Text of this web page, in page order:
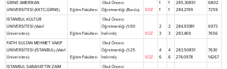
GİRNE AMERİKAN
ÜNİVERSİTESİ (KKTC-GİRNE)
Eğitim Fakültesi
Okul Öncesi
Öğretmenliği (Burslu)
SÖZ
1
1
1
1
285,30851
284,2199
6802
7259
İSTANBUL KÜLTÜR
ÜNİVERSİTESİ (Vakıf
Üniversitesi)
Eğitim Fakültesi
Okul Öncesi
Öğretmenliği (%50
İndirimli)
SÖZ
2
3
2
3
284,93381
283,469
6973
7656
FATİH SULTAN MEHMET VAKIF
ÜNİVERSİTESİ (İSTANBUL) (Vakıf
Üniversitesi)
Eğitim Fakültesi
Okul Öncesi
Öğretmenliği (%25
İndirimli)
SÖZ
4
6
4
6
283,50851
274,0978
7630
14267
İSTANBUL SABAHATTİN ZAİM
Okul Öncesi